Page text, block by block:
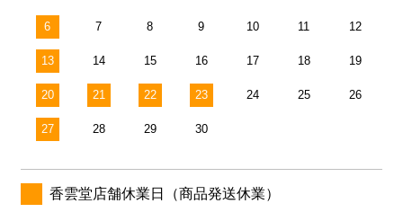
6 7 8 9 10 11 12
13 14 15 16 17 18 19
20 21 22 23 24 25 26
27 28 29 30
香雲堂店舗休業日（商品発送休業）